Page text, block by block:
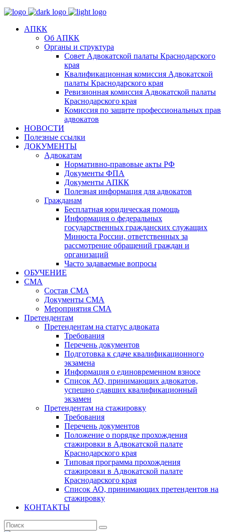
АПКК
Об АПКК
Органы и структура
Совет Адвокатской палаты Краснодарского
края
Квалификационная комиссия Адвокатской
палаты Краснодарского края
Ревизионная комиссия Адвокатской палаты
Краснодарского края
Комиссия по защите профессиональных прав
адвокатов
НОВОСТИ
Полезные ссылки
ДОКУМЕНТЫ
Адвокатам
Нормативно-правовые акты РФ
Документы ФПА
Документы АПКК
Полезная информация для адвокатов
Гражданам
Бесплатная юридическая помощь
Информация о федеральных
государственных гражданских служащих
Минюста России, ответственных за
рассмотрение обращений граждан и
организаций
Часто задаваемые вопросы
ОБУЧЕНИЕ
СМА
Состав СМА
Документы СМА
Мероприятия СМА
Претендентам
Претендентам на статус адвоката
Требования
Перечень документов
Подготовка к сдаче квалификационного
экзамена
Информация о единовременном взносе
Список АО, принимающих адвокатов,
успешно сдавших квалификационный
экзамен
Претендентам на стажировку
Требования
Перечень документов
Положение о порядке прохождения
стажировки в Адвокатской палате
Краснодарского края
Типовая программа прохождения
стажировки в Адвокатской палате
Краснодарского края
Список АО, принимающих претендентов на
стажировку
КОНТАКТЫ